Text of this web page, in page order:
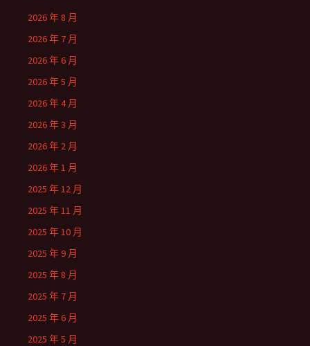
2026 年 8 月
2026 年 7 月
2026 年 6 月
2026 年 5 月
2026 年 4 月
2026 年 3 月
2026 年 2 月
2026 年 1 月
2025 年 12 月
2025 年 11 月
2025 年 10 月
2025 年 9 月
2025 年 8 月
2025 年 7 月
2025 年 6 月
2025 年 5 月